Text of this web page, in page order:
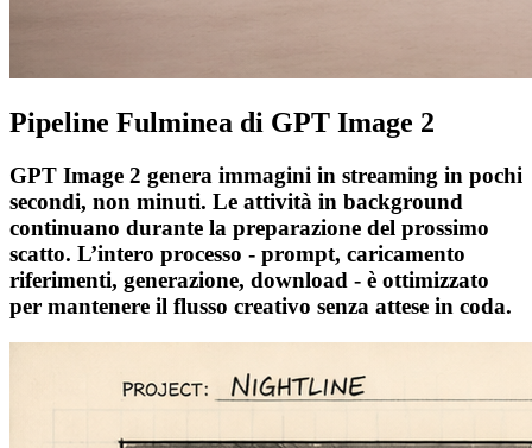
Pipeline Fulminea di GPT Image 2
GPT Image 2 genera immagini in streaming in pochi
secondi, non minuti. Le attività in background
continuano durante la preparazione del prossimo
scatto. L’intero processo - prompt, caricamento
riferimenti, generazione, download - è ottimizzato
per mantenere il flusso creativo senza attese in coda.